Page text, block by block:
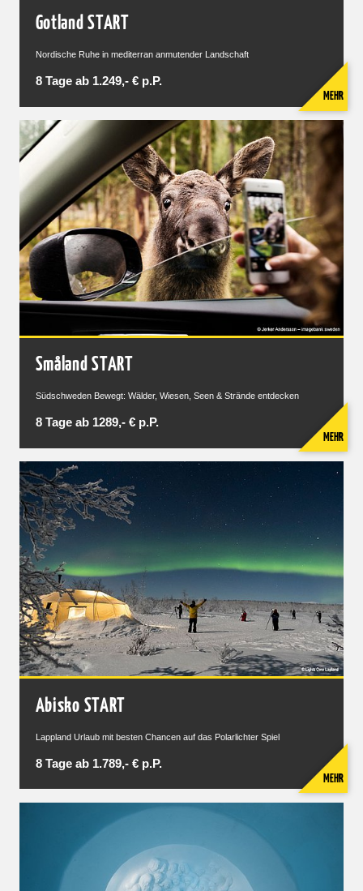
Gotland START
Nordische Ruhe in mediterran anmutender Landschaft
8 Tage ab 1.249,- € p.P.
MEHR
Småland START
Südschweden Bewegt: Wälder, Wiesen, Seen & Strände entdecken
8 Tage ab 1289,- € p.P.
MEHR
Abisko START
Lappland Urlaub mit besten Chancen auf das Polarlichter Spiel
8 Tage ab 1.789,- € p.P.
MEHR